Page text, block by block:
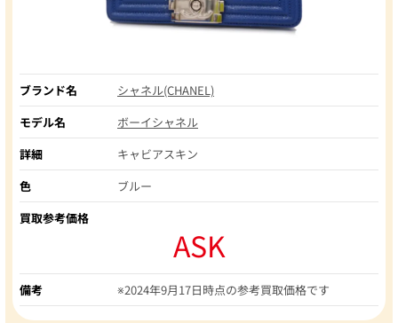
ブランド名
シャネル(CHANEL)
モデル名
ボーイシャネル
詳細
キャビアスキン
色
ブルー
買取参考価格
ASK
備考 ※2024年9月17日時点の参考買取価格です